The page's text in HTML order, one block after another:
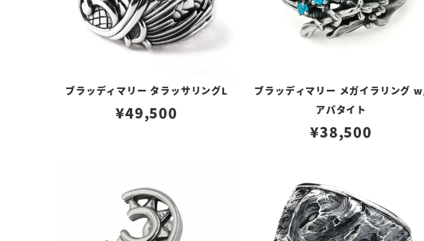
ブラッディマリー タラッサリングL
¥49,500
ブラッディマリー メガイラリング
アパタイト
¥38,500